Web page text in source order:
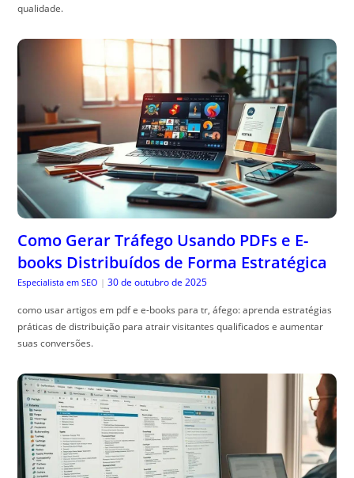
qualidade.
Como Gerar Tráfego Usando PDFs e E-
books Distribuídos de Forma Estratégica
Especialista em SEO | 30 de outubro de 2025
como usar artigos em pdf e e-books para tr, áfego: aprenda estratégias
práticas de distribuição para atrair visitantes qualificados e aumentar
suas conversões.